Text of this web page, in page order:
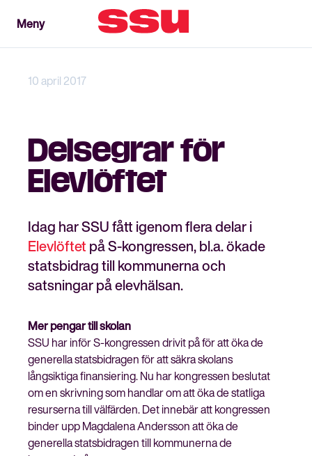
Stäng
Bli medlem
MenyMeny
10 april 2017
Delsegrar för
Elevlöftet
Idag har SSU fått igenom flera delar i
Elevlöftet på S-kongressen, bl.a. ökade
statsbidrag till kommunerna och
satsningar på elevhälsan.
Mer pengar till skolan
SSU har inför S-kongressen drivit på för att öka de
generella statsbidragen för att säkra skolans
långsiktiga finansiering. Nu har kongressen beslutat
om en skrivning som handlar om att öka de statliga
resurserna till välfärden. Det innebär att kongressen
binder upp Magdalena Andersson att öka de
generella statsbidragen till kommunerna de